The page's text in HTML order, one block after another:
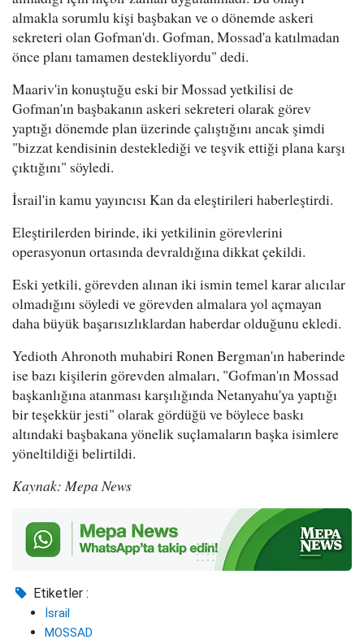
almakla sorumlu kişi başbakan ve o dönemde askeri
sekreteri olan Gofman'dı. Gofman, Mossad'a katılmadan
önce planı tamamen destekliyordu" dedi.
Maariv'in konuştuğu eski bir Mossad yetkilisi de
Gofman'ın başbakanın askeri sekreteri olarak görev
yaptığı dönemde plan üzerinde çalıştığını ancak şimdi
"bizzat kendisinin desteklediği ve teşvik ettiği plana karşı
çıktığını" söyledi.
İsrail'in kamu yayıncısı Kan da eleştirileri haberleştirdi.
Eleştirilerden birinde, iki yetkilinin görevlerini
operasyonun ortasında devraldığına dikkat çekildi.
Eski yetkili, görevden alınan iki ismin temel karar alıcılar
olmadığını söyledi ve görevden almalara yol açmayan
daha büyük başarısızlıklardan haberdar olduğunu ekledi.
Yedioth Ahronoth muhabiri Ronen Bergman'ın haberinde
ise bazı kişilerin görevden almaları, "Gofman'ın Mossad
başkanlığına atanması karşılığında Netanyahu'ya yaptığı
bir teşekkür jesti" olarak gördüğü ve böylece baskı
altındaki başbakana yönelik suçlamaların başka isimlere
yöneltildiği belirtildi.
Kaynak: Mepa News
Etiketler :
İsrail
MOSSAD